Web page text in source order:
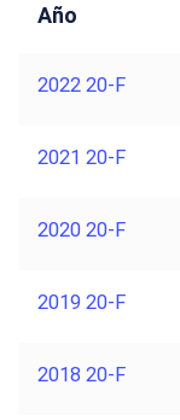
Año
2022 20-F
2021 20-F
2020 20-F
2019 20-F
2018 20-F